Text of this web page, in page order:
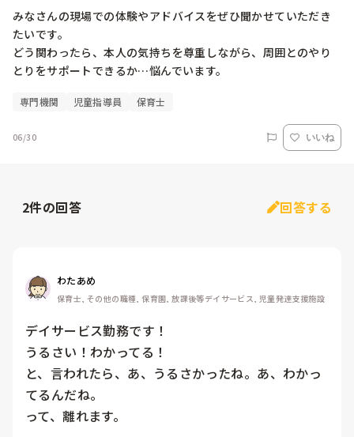
みなさんの現場での体験やアドバイスをぜひ聞かせていただき
たいです。
どう関わったら、本人の気持ちを尊重しながら、周囲とのやり
専門機関 児童指導員 保育士
06/30 いいね
2件の回答 回答する
わたあめ
保育士, その他の職種, 保育園, 放課後等デイサービス, 児童発達支援施設
デイサービス勤務です！
うるさい！わかってる！
と、言われたら、あ、うるさかったね。あ、わかっ
てるんだね。
って、離れます。